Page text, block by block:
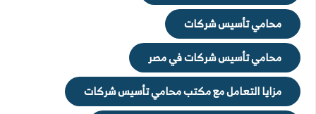
محامي تأسيس شركات
محامي تأسيس شركات في مصر
مزايا التعامل مع مكتب محامي تأسيس شركات